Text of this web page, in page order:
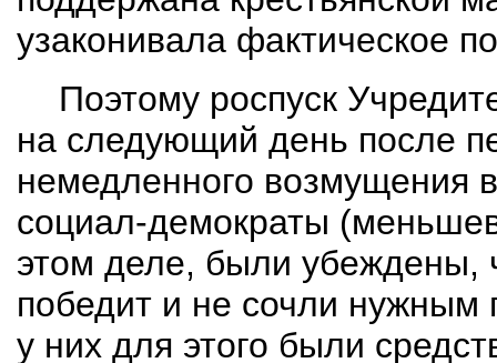
узаконивала фактическое
Поэтому роспуск
на следующий день после
немедленного возмущения
социал-демократы
этом деле, были убеждены,
победит и не сочли нужным
у них для этого были